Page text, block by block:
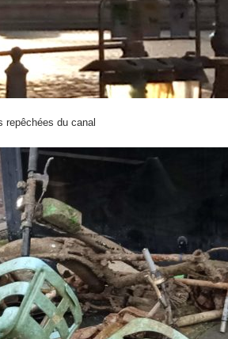
repêchées du canal